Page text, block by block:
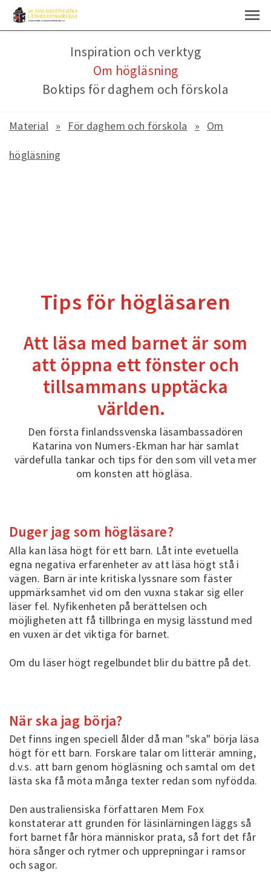
Material För daghem och förskola Om
högläsning
Inspiration och verktyg
Om högläsning
Boktips för daghem och förskola
Tips för högläsaren
Att läsa med barnet är som
att öppna ett fönster och
tillsammans upptäcka
världen.
Den första finlandssvenska läsambassadören
Katarina von Numers-Ekman har här samlat
värdefulla tankar och tips för den som vill veta mer
om konsten att högläsa.
Duger jag som högläsare?
Alla kan läsa högt för ett barn. Låt inte evetuella
egna negativa erfarenheter av att läsa högt stå i
vägen. Barn är inte kritiska lyssnare som fäster
uppmärksamhet vid om den vuxna stakar sig eller
läser fel. Nyfikenheten på berättelsen och
möjligheten att få tillbringa en mysig lässtund med
en vuxen är det viktiga för barnet.
Om du läser högt regelbundet blir du bättre på det.
När ska jag börja?
Det finns ingen speciell ålder då man "ska" börja läsa
högt för ett barn. Forskare talar om litterär amning,
d.v.s. att barn genom högläsning och samtal om det
lästa ska få möta många texter redan som nyfödda.
Den australiensiska författaren Mem Fox
konstaterar att grunden för läsinlärningen läggs så
fort barnet får höra människor prata, så fort det får
höra sånger och rytmer och upprepningar i ramsor
och sagor.